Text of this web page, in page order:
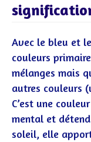
Avec le bleu et
couleurs
mélanges mais
autres couleurs
C’est une
mental et
soleil, elle